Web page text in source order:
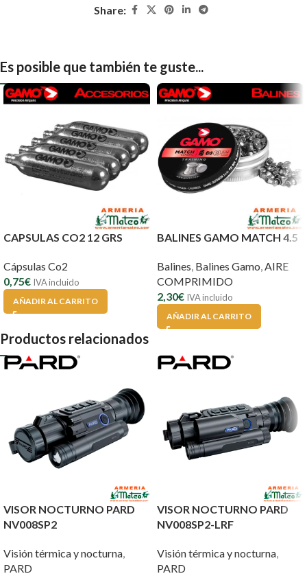
Share:
Es posible que también te guste...
CAPSULAS CO2 12 GRS
Cápsulas Co2
0,75€ IVA incluido
AÑADIR AL CARRITO
BALINES GAMO MATCH 4.5
Balines, Balines Gamo,AIRE
COMPRIMIDO
2,30€ IVA incluido
AÑADIR AL CARRITO
Productos relacionados
VISOR NOCTURNO PARD
NV008SP2
Visión térmica y nocturna,
PARD
VISOR NOCTURNO PARD
NV008SP2-LRF
Visión térmica y nocturna,
PARD